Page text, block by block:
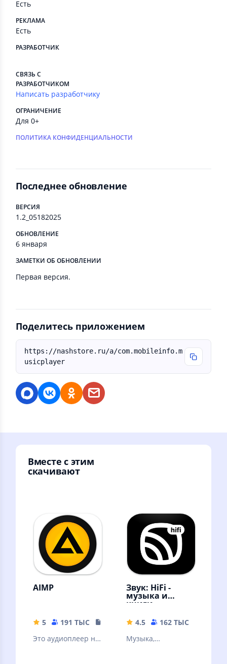
Есть
РЕКЛАМА
Есть
РАЗРАБОТЧИК
СВЯЗЬ С
РАЗРАБОТЧИКОМ
Написать разработчику
ОГРАНИЧЕНИЕ
Для 0+
ПОЛИТИКА КОНФИДЕНЦИАЛЬНОСТИ
Последнее обновление
ВЕРСИЯ
1.2_05182025
ОБНОВЛЕНИЕ
6 января
ЗАМЕТКИ ОБ ОБНОВЛЕНИИ
Первая версия.
Поделитесь приложением
https://nashstore.ru/a/com.mobileinfo.m
usicplayer
Вместе с этим
скачивают
AIMP
5 191 ТЫС
19.34 MB
Это аудиоплеер на
Звук: HiFi -
музыка и
книги
4.5 162 ТЫС
Музыка,